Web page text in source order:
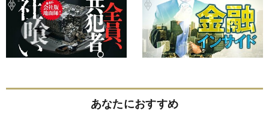
あなたにおすすめ